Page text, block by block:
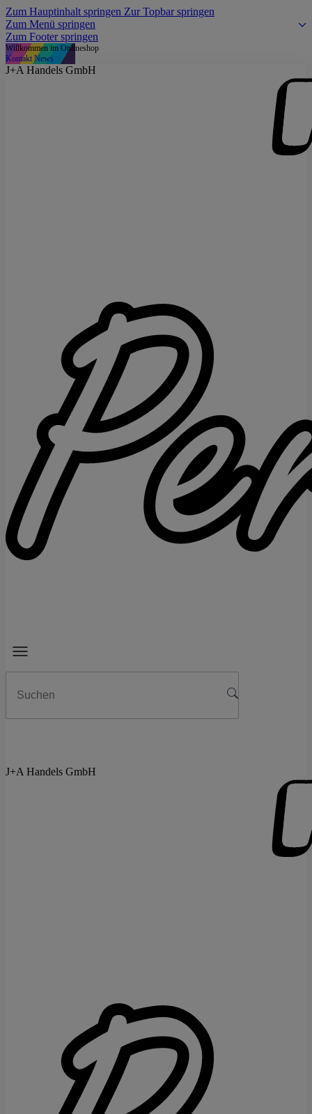
Zum Hauptinhalt springen Zur Topbar springen
Zum Menü springen
Zum Footer springen
Willkommen im Onlineshop
Kontakt News
J+A Handels GmbH
J+A Handels GmbH